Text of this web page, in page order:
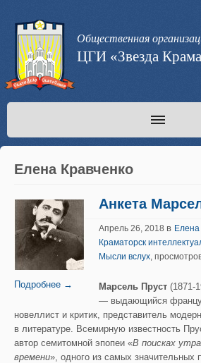
Общественная
ЦГИ «Звезда
Елена Кравченко
Подробнее →
Анкета
Апрель 26, 2018 в Елена
Краматорск
Мысли вслух,
Марсель Пруст (1871-
— выдающийся
новеллист и критик, представитель
в литературе. Всемирную известность
автор семитомной эпопеи «В поисках
времени», одного из самых значительных